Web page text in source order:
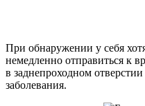
При обнаружении у себя
немедленно отправиться к
в заднепроходном
заболевания.